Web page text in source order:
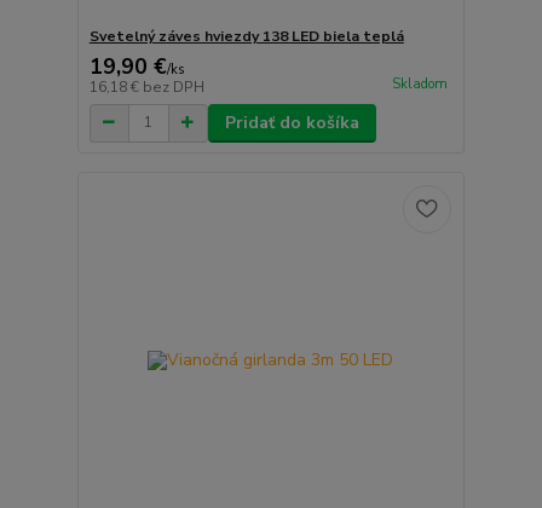
Svetelný záves hviezdy 138 LED biela teplá
19,90 €/ks
16,18 € bez DPH Skladom
Pridať do košíka